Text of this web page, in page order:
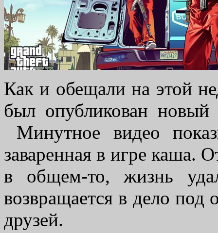
Как и обещали на этой
был опубликован
Минутное видео
заваренная в игре каша.
в общем-то, жизнь
возвращается в дело под
друзей.